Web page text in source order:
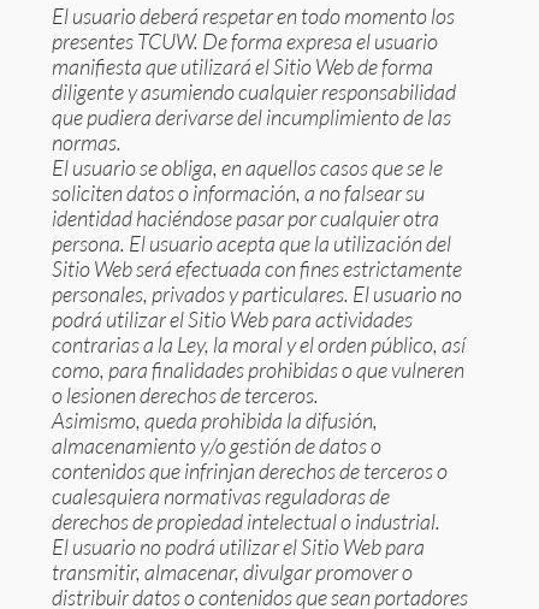
El usuario deberá respetar en todo momento los
presentes TCUW. De forma expresa el usuario
manifiesta que utilizará el Sitio Web de forma
diligente y asumiendo cualquier responsabilidad
que pudiera derivarse del incumplimiento de las
normas.
El usuario se obliga, en aquellos casos que se le
soliciten datos o información, a no falsear su
identidad haciéndose pasar por cualquier otra
persona. El usuario acepta que la utilización del
Sitio Web será efectuada con fines estrictamente
personales, privados y particulares. El usuario no
podrá utilizar el Sitio Web para actividades
contrarias a la Ley, la moral y el orden público, así
como, para finalidades prohibidas o que vulneren
o lesionen derechos de terceros.
Asimismo, queda prohibida la difusión,
almacenamiento y/o gestión de datos o
contenidos que infrinjan derechos de terceros o
cualesquiera normativas reguladoras de
derechos de propiedad intelectual o industrial.
El usuario no podrá utilizar el Sitio Web para
transmitir, almacenar, divulgar promover o
distribuir datos o contenidos que sean portadores